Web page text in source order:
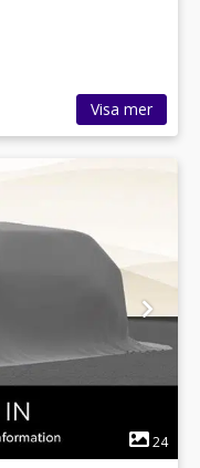
Visa mer
24